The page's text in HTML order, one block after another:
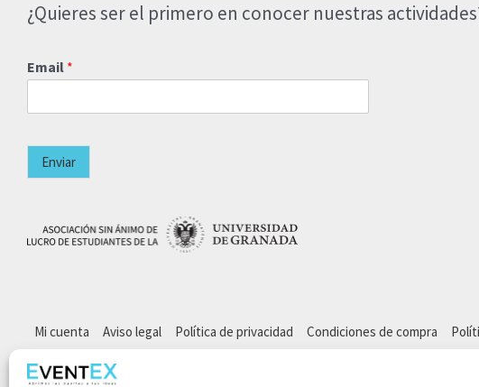
¿Quieres ser el primero en conocer nuestras
Email *
Enviar
Mi cuenta Aviso legal Política de privacidad Condiciones de compra